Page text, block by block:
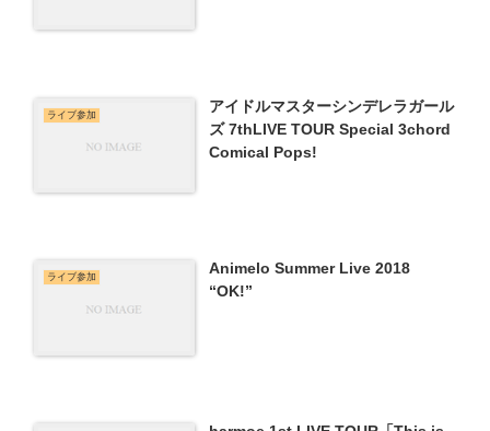
ライブ参加
アイドルマスターシンデレラガール
ズ 7thLIVE TOUR Special 3chord
Comical Pops!
ライブ参加
Animelo Summer Live 2018
“OK!”